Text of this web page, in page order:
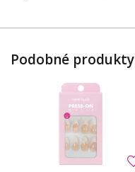
Podobné produkty